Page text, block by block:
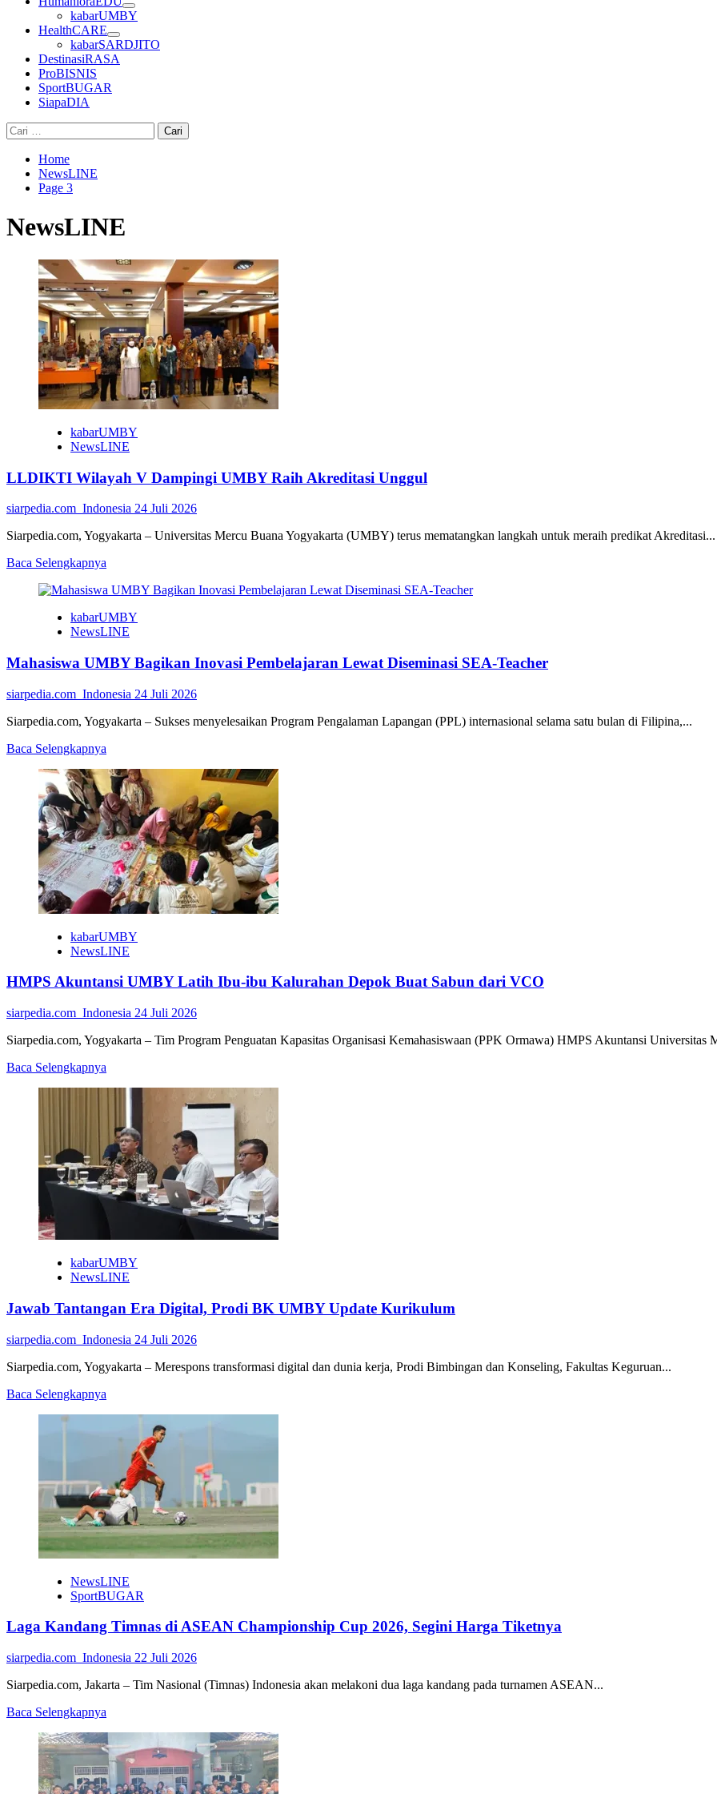
kabarUMBY
HealthCARE
kabarSARDJITO
DestinasiRASA
ProBISNIS
SportBUGAR
SiapaDIA
Cari
untuk:
Home
NewsLINE
Page 3
NewsLINE
kabarUMBY
NewsLINE
LLDIKTI Wilayah V Dampingi UMBY Raih Akreditasi Unggul
siarpedia.com_Indonesia 24 Juli 2026
Siarpedia.com, Yogyakarta – Universitas Mercu Buana Yogyakarta (UMBY) terus mematangkan langkah untuk meraih predikat Akreditasi...
Baca Selengkapnya
about
Wilayah
V
UMBY
Akreditasi
kabarUMBY
NewsLINE
Mahasiswa UMBY Bagikan Inovasi Pembelajaran Lewat Diseminasi SEA-Teacher
siarpedia.com_Indonesia 24 Juli 2026
Siarpedia.com, Yogyakarta – Sukses menyelesaikan Program Pengalaman Lapangan (PPL) internasional selama satu bulan di Filipina,...
Baca Selengkapnya
about
Mahasiswa
UMBY
Bagikan
Inovasi
Pembelajaran
Lewat
Diseminasi
SEA-
Teacher
kabarUMBY
NewsLINE
HMPS Akuntansi UMBY Latih Ibu-ibu Kalurahan Depok Buat Sabun dari VCO
siarpedia.com_Indonesia 24 Juli 2026
Siarpedia.com, Yogyakarta – Tim Program Penguatan Kapasitas Organisasi Kemahasiswaan (PPK Ormawa) HMPS Akuntansi Universitas
Baca Selengkapnya
Akuntansi
UMBY
Latih
Ibu-
ibu
Kalurahan
Depok
Sabun
VCO
kabarUMBY
NewsLINE
Jawab Tantangan Era Digital, Prodi BK UMBY Update Kurikulum
siarpedia.com_Indonesia 24 Juli 2026
Siarpedia.com, Yogyakarta – Merespons transformasi digital dan dunia kerja, Prodi Bimbingan dan Konseling, Fakultas Keguruan...
Baca Selengkapnya
Jawab
Tantangan
Digital,
Prodi
BK
UMBY
Update
Kurikulum
NewsLINE
SportBUGAR
Laga Kandang Timnas di ASEAN Championship Cup 2026, Segini Harga Tiketnya
siarpedia.com_Indonesia 22 Juli 2026
Siarpedia.com, Jakarta – Tim Nasional (Timnas) Indonesia akan melakoni dua laga kandang pada turnamen ASEAN...
Baca Selengkapnya
about
Laga
Kandang
Timnas